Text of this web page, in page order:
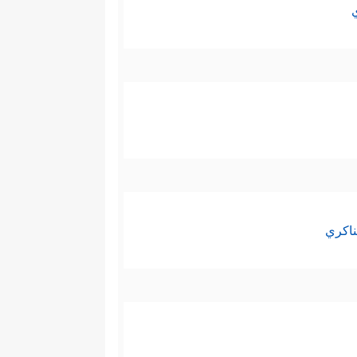
التحريف والتبديل.
فالآية تتحدث عن محور جوهري